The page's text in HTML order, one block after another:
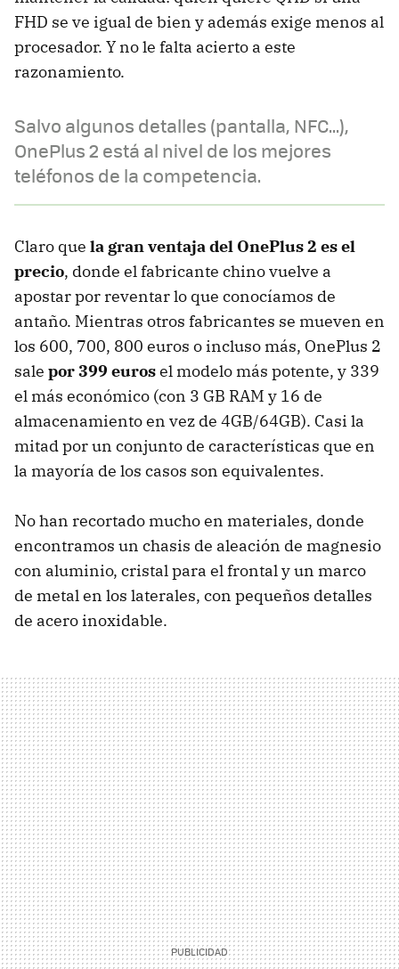
FHD se ve igual de bien y además exige menos al
procesador. Y no le falta acierto a este
razonamiento.
Salvo algunos detalles (pantalla, NFC...),
OnePlus 2 está al nivel de los mejores
teléfonos de la competencia.
Claro que la gran ventaja del OnePlus 2 es el
precio, donde el fabricante chino vuelve a
apostar por reventar lo que conocíamos de
antaño. Mientras otros fabricantes se mueven en
los 600, 700, 800 euros o incluso más, OnePlus 2
sale por 399 eurosel modelo más potente, y 339
el más económico (con 3 GB RAM y 16 de
almacenamiento en vez de 4GB/64GB). Casi la
mitad por un conjunto de características que en
la mayoría de los casos son equivalentes.
No han recortado mucho en materiales, donde
encontramos un chasis de aleación de magnesio
con aluminio, cristal para el frontal y un marco
de metal en los laterales, con pequeños detalles
de acero inoxidable.